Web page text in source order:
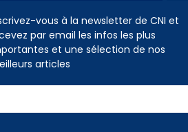
vous à la newsletter de CNI et
par email les infos les plus